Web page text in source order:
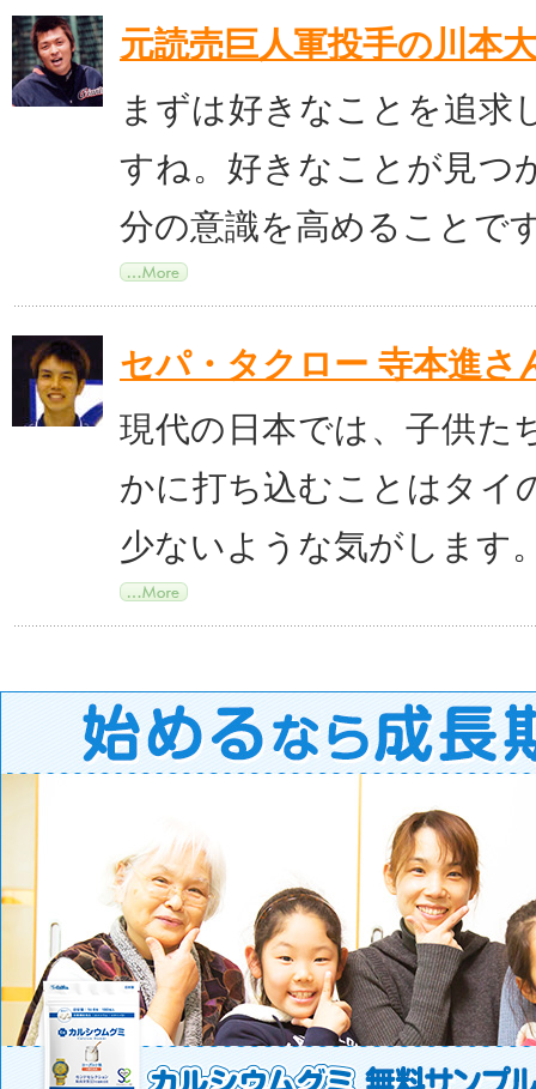
元読売巨人軍投手の川本
まずは好きなことを追求
すね。好きなことが見つ
分の意識を高めることで
セパ・タクロー 寺本進さ
現代の日本では、子供た
かに打ち込むことはタイ
少ないような気がします